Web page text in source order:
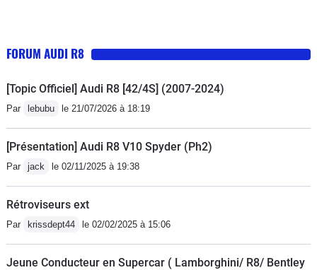
FORUM AUDI R8
[Topic Officiel] Audi R8 [42/4S] (2007-2024)
Par lebubu le 21/07/2026 à 18:19
[Présentation] Audi R8 V10 Spyder (Ph2)
Par jack le 02/11/2025 à 19:38
Rétroviseurs ext
Par krissdept44 le 02/02/2025 à 15:06
Jeune Conducteur en Supercar ( Lamborghini/ R8/ Bentley